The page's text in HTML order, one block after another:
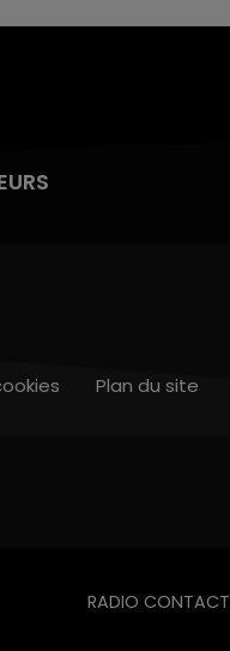
RADIO CONTACT
Plan du site